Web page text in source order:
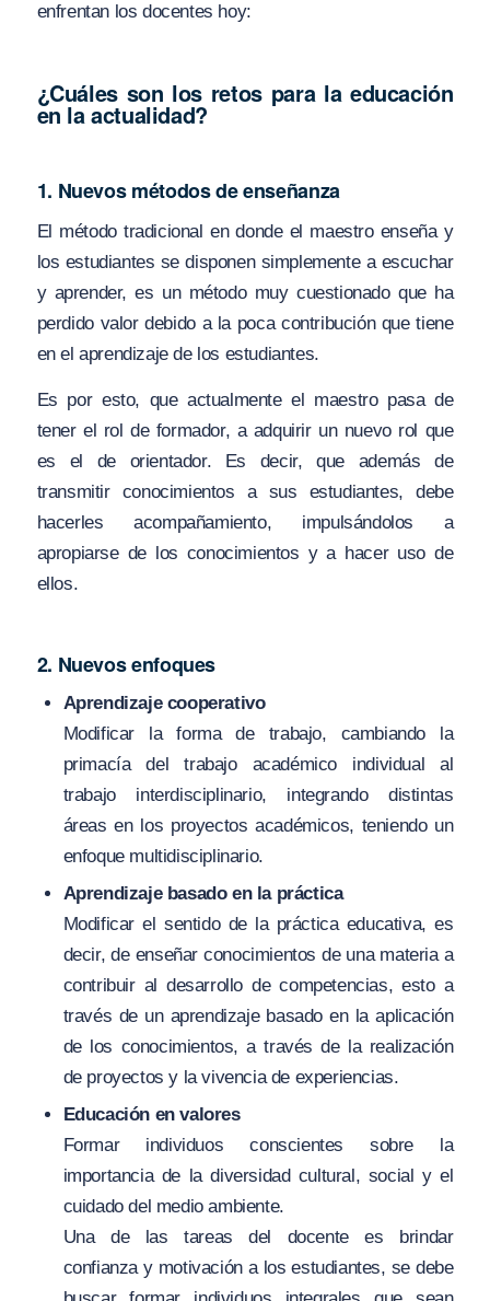
enfrentan los docentes hoy:
¿Cuáles son los retos para la educación
en la actualidad?
1. Nuevos métodos de enseñanza
El método tradicional en donde el maestro enseña y
los estudiantes se disponen simplemente a escuchar
y aprender, es un método muy cuestionado que ha
perdido valor debido a la poca contribución que tiene
en el aprendizaje de los estudiantes.
Es por esto, que actualmente el maestro pasa de
tener el rol de formador, a adquirir un nuevo rol que
es el de orientador. Es decir, que además de
transmitir conocimientos a sus estudiantes, debe
hacerles acompañamiento, impulsándolos a
apropiarse de los conocimientos y a hacer uso de
ellos.
2. Nuevos enfoques
Aprendizaje cooperativo
Modificar la forma de trabajo, cambiando la
primacía del trabajo académico individual al
trabajo interdisciplinario, integrando distintas
áreas en los proyectos académicos, teniendo un
enfoque multidisciplinario.
Aprendizaje basado en la práctica
Modificar el sentido de la práctica educativa, es
decir, de enseñar conocimientos de una materia a
contribuir al desarrollo de competencias, esto a
través de un aprendizaje basado en la aplicación
de los conocimientos, a través de la realización
de proyectos y la vivencia de experiencias.
Educación en valores
Formar individuos conscientes sobre la
importancia de la diversidad cultural, social y el
cuidado del medio ambiente.
Una de las tareas del docente es brindar
confianza y motivación a los estudiantes, se debe